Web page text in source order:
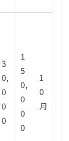
3
0,
0
0
0
1
5
0,
0
0
0
1
0
月